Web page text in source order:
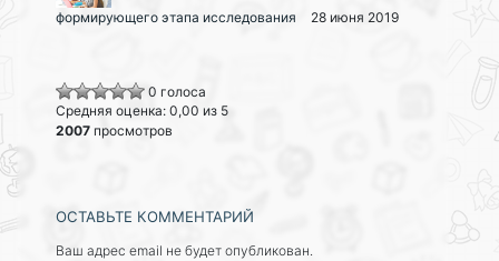
формирующего этапа исследования 28 июня 2019
0 голоса
Средняя оценка: 0,00 из 5
2007 просмотров
ОСТАВЬТЕ КОММЕНТАРИЙ
Ваш адрес email не будет опубликован.